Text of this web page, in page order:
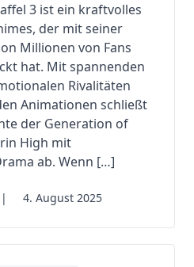
3 ist ein kraftvolles
der mit seiner
Millionen von Fans
hat. Mit spannenden
Rivalitäten
Animationen schließt
der Generation of
High mit
ab. Wenn […]
| 4. August 2025